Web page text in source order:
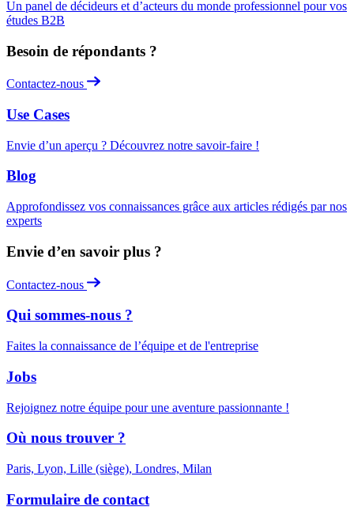
Un panel de décideurs et d’acteurs du monde professionnel pour vos
études B2B
Besoin de répondants ?
Contactez-nous
Use Cases
Envie d’un aperçu ? Découvrez notre savoir-faire !
Blog
Approfondissez vos connaissances grâce aux articles rédigés par nos
experts
Envie d’en savoir plus ?
Contactez-nous
Qui sommes-nous ?
Faites la connaissance de l’équipe et de l'entreprise
Jobs
Rejoignez notre équipe pour une aventure passionnante !
Où nous trouver ?
Paris, Lyon, Lille (siège), Londres, Milan
Formulaire de contact